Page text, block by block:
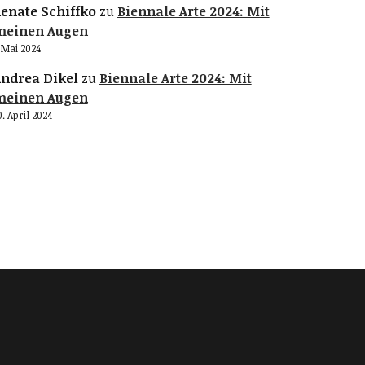
Schiffkozu Biennale Arte 2024: Mit
Augen
Mai 2024
Dikelzu Biennale Arte 2024: Mit
Augen
April 2024